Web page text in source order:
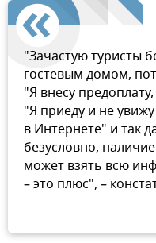
"Зачастую туристы
гостевым домом,
"Я внесу
"Я приеду и не
в Интернете" и так
безусловно,
может взять всю
– это плюс", –